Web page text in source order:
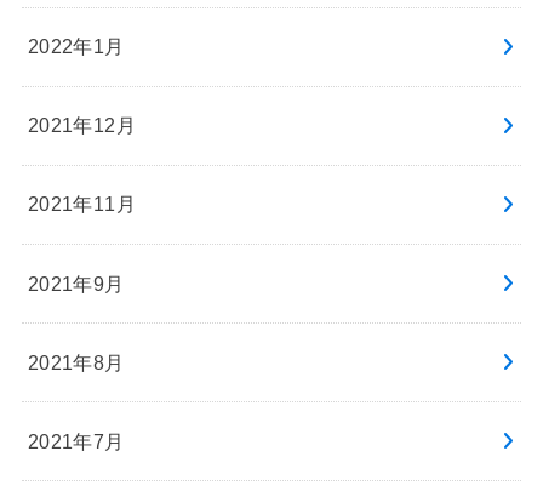
2022年1月
2021年12月
2021年11月
2021年9月
2021年8月
2021年7月